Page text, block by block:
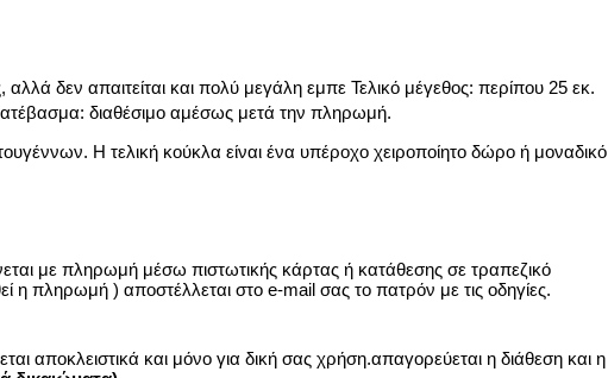
δεν απαιτείται και πολύ μεγάλη εμπε Τελικό μέγεθος: περίπου 25 εκ.
διαθέσιμο αμέσως μετά την πληρωμή.
Η τελική κούκλα είναι ένα υπέροχο χειροποίητο δώρο ή μοναδικό
με πληρωμή μέσω πιστωτικής κάρτας ή κατάθεσης σε τραπεζικό
η πληρωμή ) αποστέλλεται στο e-mail σας το πατρόν με τις οδηγίες.
αποκλειστικά και μόνο για δική σας χρήση.απαγορεύεται η διάθεση και η